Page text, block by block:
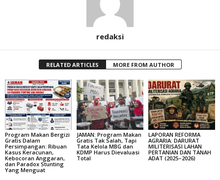
redaksi
RELATED ARTICLES MORE FROM AUTHOR
Program Makan Bergizi
Gratis Dalam
Persimpangan: Ribuan
Kasus Keracunan,
Kebocoran Anggaran,
dan Paradox Stunting
Yang Menguat
JAMAN: Program Makan
Gratis Tak Salah, Tapi
Tata Kelola MBG dan
KDMP Harus Dievaluasi
Total
LAPORAN REFORMA
AGRARIA: DARURAT
MILITERISASI LAHAN
PERTANIAN DAN TANAH
ADAT (2025–2026)